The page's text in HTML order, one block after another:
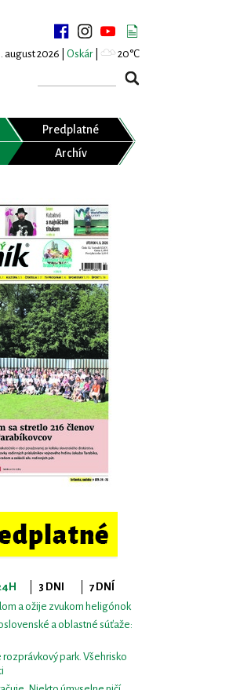
august 2026 | Oskár 20°C
Predplatné
Archív
3 DNI
7 DNÍ
a ožije zvukom heligónok
a oblastné súťaže:
park. Všehrisko